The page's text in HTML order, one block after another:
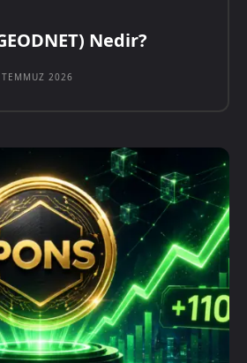
Nedir?
2026